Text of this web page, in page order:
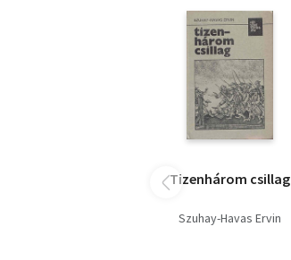
Tizenhárom csillag
Szuhay-Havas Ervin